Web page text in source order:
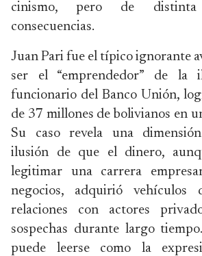
cinismo, pero de
consecuencias.
Juan Pari fue el típico ignorante
ser el “emprendedor” de la
funcionario del Banco Unión,
de 37 millones de bolivianos en
Su caso revela una
ilusión de que el dinero,
legitimar una carrera
negocios, adquirió
relaciones con actores
sospechas durante largo
puede leerse como la